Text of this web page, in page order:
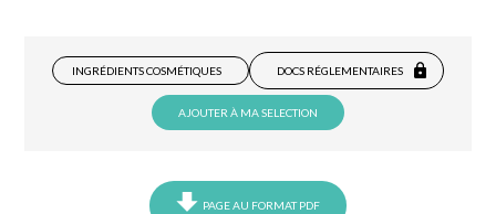
INGRÉDIENTS COSMÉTIQUES DOCS RÉGLEMENTAIRES
AJOUTER À MA SELECTION
PAGE AU FORMAT PDF